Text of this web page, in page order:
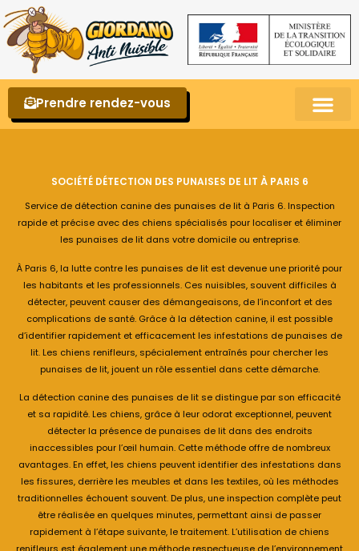
Prendre rendez-vous
SOCIÉTÉ DÉTECTION DES PUNAISES DE LIT À PARIS 6
Service de détection canine des punaises de lit à Paris 6. Inspection
rapide et précise avec des chiens spécialisés pour localiser et éliminer
les punaises de lit dans votre domicile ou entreprise.
À Paris 6, la lutte contre les punaises de lit est devenue une priorité pour
les habitants et les professionnels. Ces nuisibles, souvent difficiles à
détecter, peuvent causer des démangeaisons, de l’inconfort et des
complications de santé. Grâce à la détection canine, il est possible
d’identifier rapidement et efficacement les infestations de punaises de
lit. Les chiens renifleurs, spécialement entraînés pour chercher les
punaises de lit, jouent un rôle essentiel dans cette démarche.
La détection canine des punaises de lit se distingue par son efficacité
et sa rapidité. Les chiens, grâce à leur odorat exceptionnel, peuvent
détecter la présence de punaises de lit dans des endroits
inaccessibles pour l’œil humain. Cette méthode offre de nombreux
avantages. En effet, les chiens peuvent identifier des infestations dans
les fissures, derrière les meubles et dans les textiles, où les méthodes
traditionnelles échouent souvent. De plus, une inspection complète peut
être réalisée en quelques minutes, permettant ainsi de passer
rapidement à l’étape suivante, le traitement. L’utilisation de chiens